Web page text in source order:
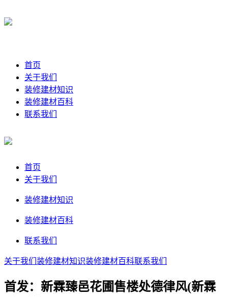
首页
关于我们
装修建材知识
装修建材百科
联系我们
首页
关于我们
装修建材知识
装修建材百科
联系我们
关于我们 装修建材知识装修建材百科联系我们
首发：新霖臻邑花圃售楼处德律风(新霖